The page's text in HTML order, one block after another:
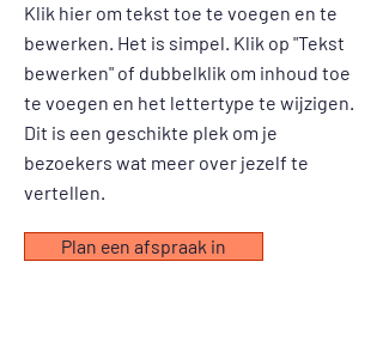
Klik hier om tekst toe te voegen en te
bewerken. Het is simpel. Klik op "Tekst
bewerken" of dubbelklik om inhoud toe
te voegen en het lettertype te wijzigen.
Dit is een geschikte plek om je
bezoekers wat meer over jezelf te
vertellen.
Plan een afspraak in